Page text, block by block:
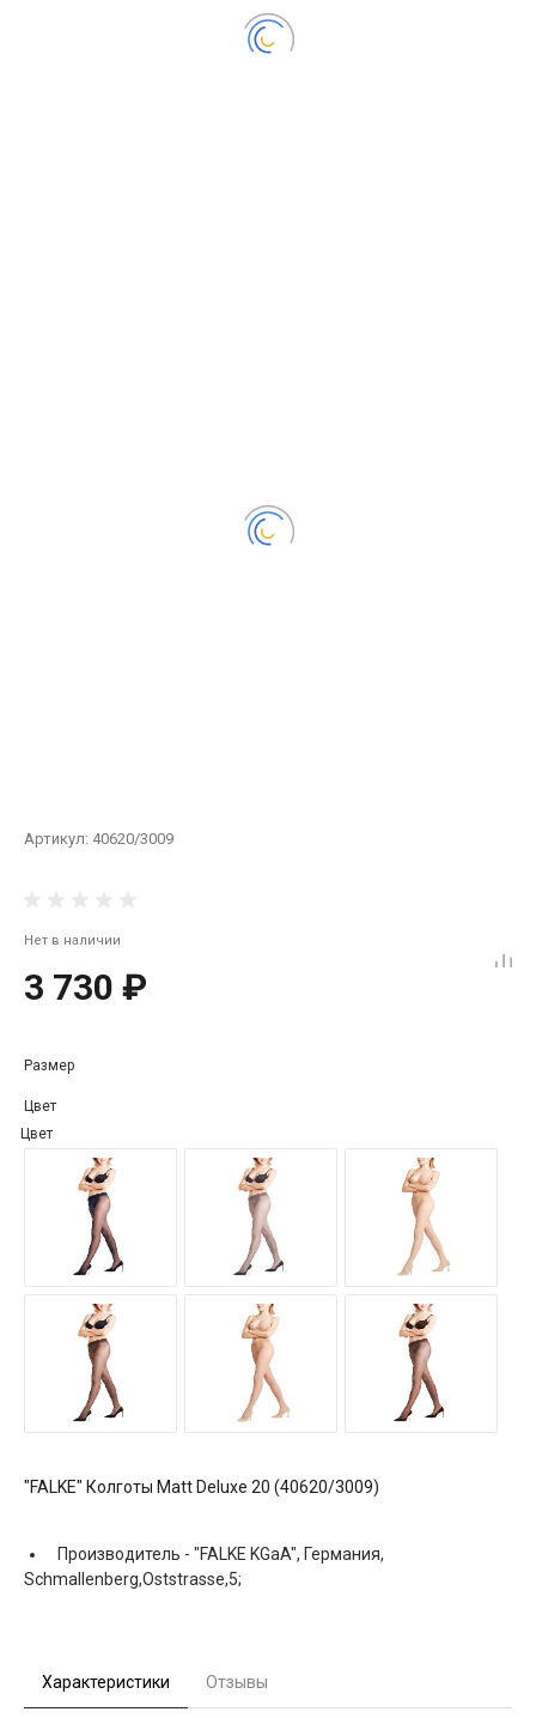
Артикул: 40620/3009
Нет в наличии
3 730 ₽
Размер
Цвет
Цвет
"FALKE" Колготы Matt Deluxe 20 (40620/3009)
Производитель - "FALKE KGaA", Германия,
Schmallenberg,Oststrasse,5;
Характеристики Отзывы